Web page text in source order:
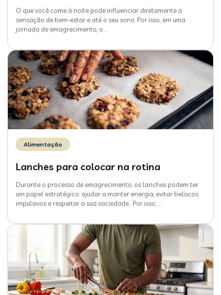
O que você come à noite pode influenciar diretamente a
sensação de bem-estar e até o seu sono. Por isso, em uma
jornada de emagrecimento, o …
Alimentação
Lanches para colocar na rotina
Durante o processo de emagrecimento, os lanches podem ter
um papel estratégico: ajudar a manter energia, evitar beliscos
impulsivos e respeitar a sua saciedade. Por isso, …